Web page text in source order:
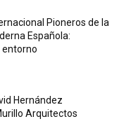
Pioneros de la
Española:
entorno
Hernández
Arquitectos